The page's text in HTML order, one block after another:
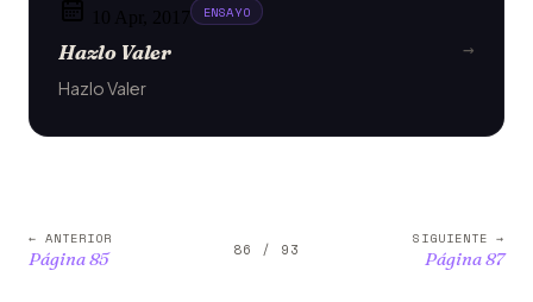
10 Apr, 2017 ENSAYO
Hazlo Valer
Hazlo Valer
→
← ANTERIOR
Página 85 86 / 93
SIGUIENTE →
Página 87